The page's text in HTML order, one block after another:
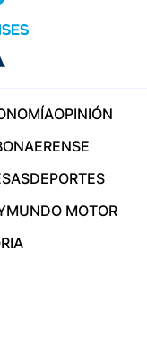
OPINIÓN
DEPORTES
MUNDO MOTOR